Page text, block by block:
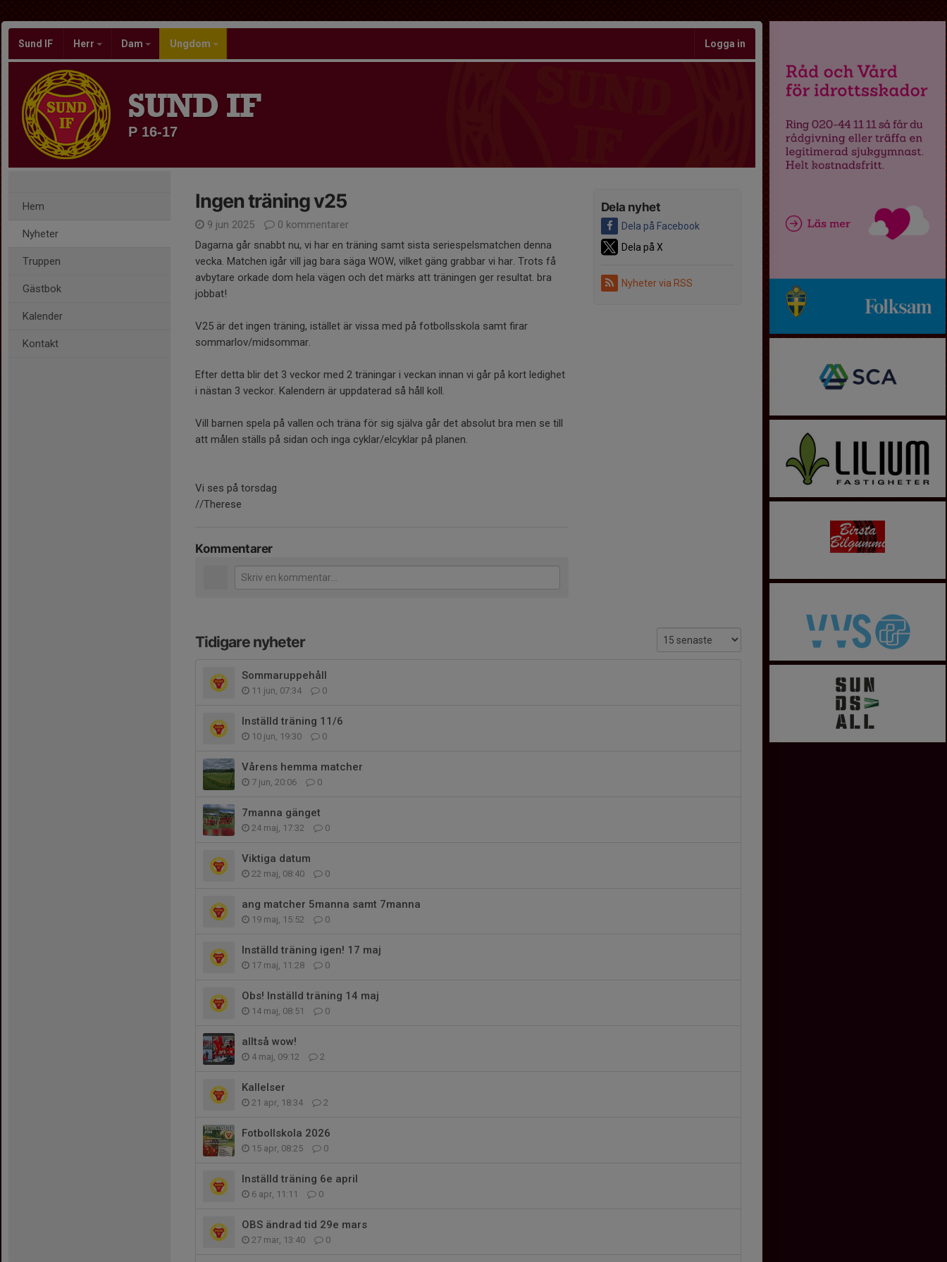
Sund IF Herr Dam Ungdom Logga in
SUND IF
P 16-17
Hem
Nyheter
Truppen
Gästbok
Kalender
Kontakt
Dela nyhet
Dela på Facebook
Dela på X
Nyheter via RSS
Ingen träning v25
9 jun 2025
0 kommentarer
Dagarna går snabbt nu, vi har en träning samt sista seriespelsmatchen denna
vecka. Matchen igår vill jag bara säga WOW, vilket gäng grabbar vi har. Trots få
avbytare orkade dom hela vägen och det märks att träningen ger resultat. bra
jobbat!
V25 är det ingen träning, istället är vissa med på fotbollsskola samt firar
sommarlov/midsommar.
Efter detta blir det 3 veckor med 2 träningar i veckan innan vi går på kort ledighet
i nästan 3 veckor. Kalendern är uppdaterad så håll koll.
Vill barnen spela på vallen och träna för sig själva går det absolut bra men se till
att målen ställs på sidan och inga cyklar/elcyklar på planen.
Vi ses på torsdag
//Therese
Kommentarer
Tidigare nyheter
Sommaruppehåll
11 jun, 07:34 0
Inställd träning 11/6
10 jun, 19:30 0
Vårens hemma matcher
7 jun, 20:06 0
7manna gänget
24 maj, 17:32 0
Viktiga datum
22 maj, 08:40 0
ang matcher 5manna samt 7manna
19 maj, 15:52 0
Inställd träning igen! 17 maj
17 maj, 11:28 0
Obs! Inställd träning 14 maj
14 maj, 08:51 0
alltså wow!
4 maj, 09:12 2
Kallelser
21 apr, 18:34 2
Fotbollskola 2026
15 apr, 08:25 0
Inställd träning 6e april
6 apr, 11:11 0
OBS ändrad tid 29e mars
27 mar, 13:40 0